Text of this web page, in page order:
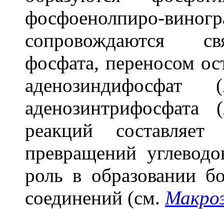
фосфоенолпиро-
сопровождаются
фосфата, переносом
реакций
превращений
роль в образовании
соединений (см.